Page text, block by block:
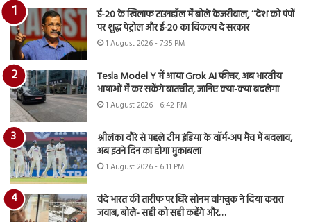
ई-20 के खिलाफ टाउनहॉल में बोले केजरीवाल, ‘‘देश को पंपों
पर शुद्ध पेट्रोल और ई-20 का विकल्प दे सरकार
1 August 2026 - 7:35 PM
Tesla Model Y में आया Grok AI फीचर, अब भारतीय
भाषाओं में कर सकेंगे बातचीत, जानिए क्या-क्या बदलेगा
1 August 2026 - 6:42 PM
श्रीलंका दौरे से पहले टीम इंडिया के वॉर्म-अप मैच में बदलाव,
अब इतने दिन का होगा मुकाबला
1 August 2026 - 6:11 PM
वंदे भारत की तारीफ पर घिरे सोनम वांगचुक ने दिया करारा
जवाब, बोले- सही को सही कहेंगे और…